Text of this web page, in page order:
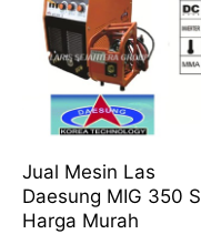
Jual Mesin Las
Daesung MIG 350 S
Harga Murah